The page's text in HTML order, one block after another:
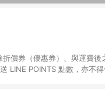
LINE POINTS 點數，亦不